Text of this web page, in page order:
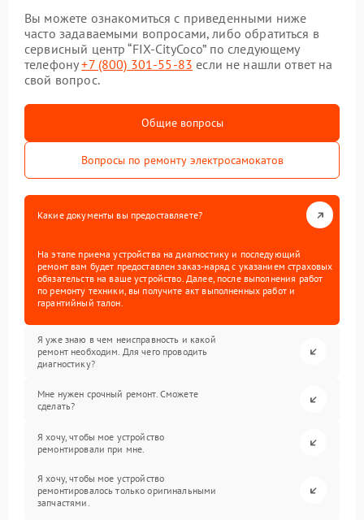
Вы можете ознакомиться с приведенными ниже
часто задаваемыми вопросами, либо обратиться в
сервисный центр “FIX-CityCoco” по следующему
телефону+7 (800) 301-55-83 если не нашли ответ на
свой вопрос.
Общие вопросы
Вопросы по ремонту электросамокатов
Какие документы вы предоставляете?
На этапе приема устройства на диагностику и последующий
ремонт вам будет предоставлен заказ-наряд с указанием страховых
обязательств на ваше устройство. Далее, после выполнения работ
по ремонту техники, вы получите акт выполненных работ и
гарантийный талон.
Я уже знаю в чем неисправность и какой
ремонт необходим. Для чего проводить
диагностику?
Мне нужен срочный ремонт. Сможете
сделать?
Я хочу, чтобы мое устройство
ремонтировали при мне.
Я хочу, чтобы мое устройство
ремонтировалось только оригинальными
запчастями.